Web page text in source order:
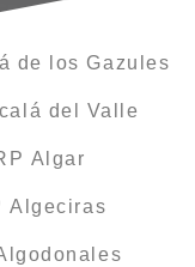
de los Gazules
del Valle
Algar
Algeciras